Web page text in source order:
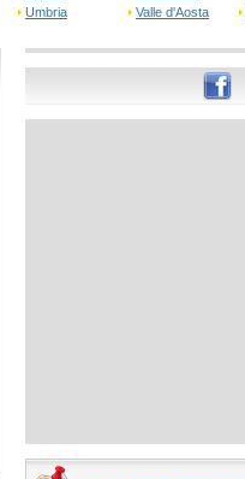
Umbria Valle d'Aosta